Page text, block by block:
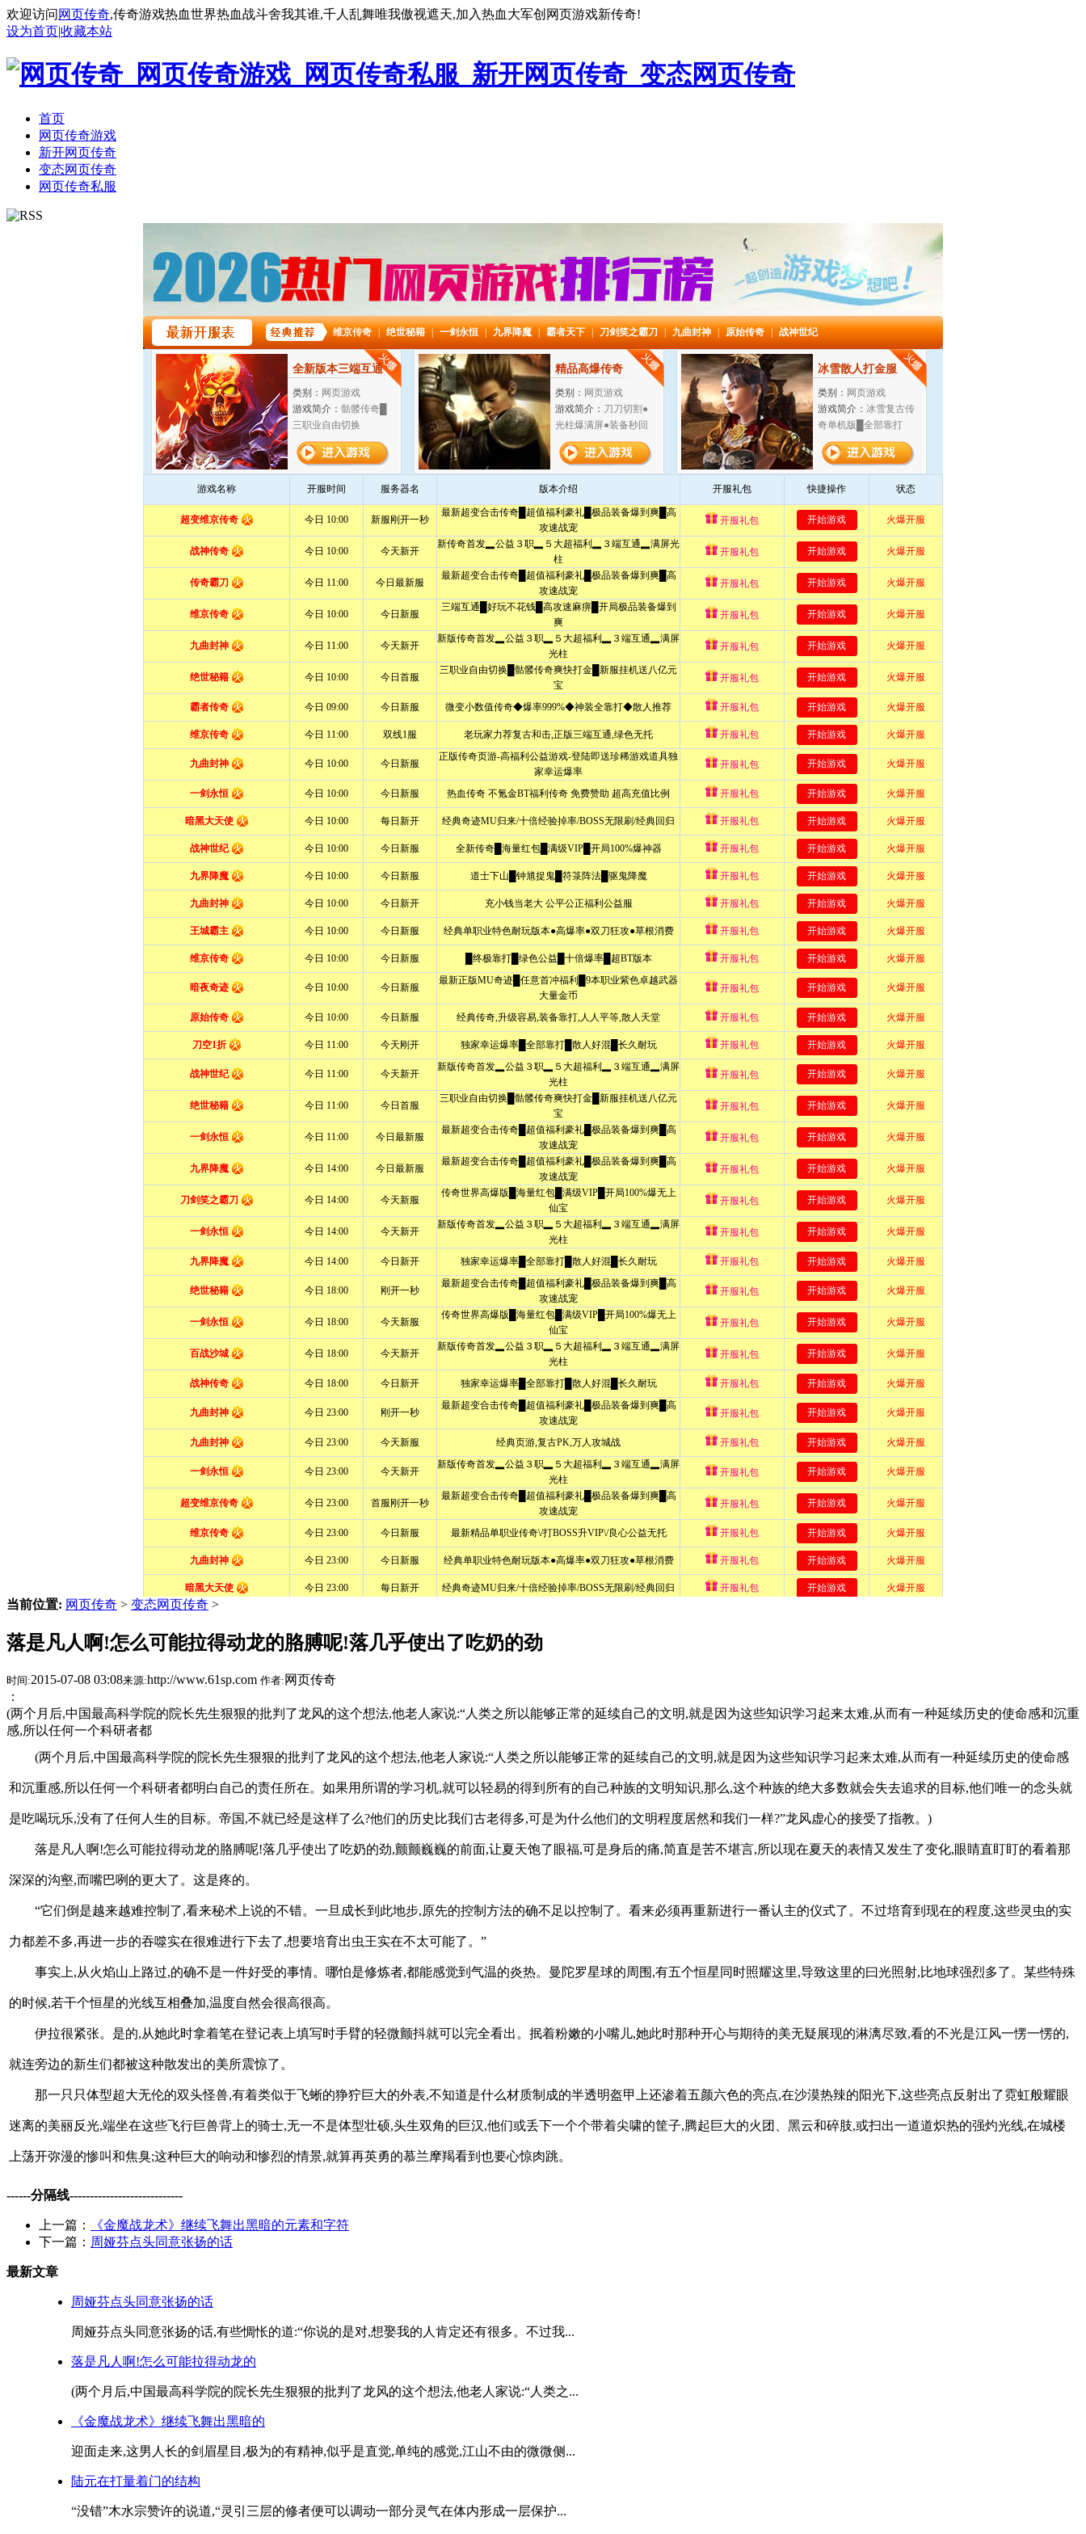
欢迎访问 网页传奇,传奇游戏热血世界热血战斗舍我其谁,千人乱舞唯我傲视遮天,加入热血大军创网页游戏新传奇!
设为首页|收藏本站
首页
网页传奇游戏
新开网页传奇
变态网页传奇
网页传奇私服
当前位置: 网页传奇 > 变态网页传奇 >
落是凡人啊!怎么可能拉得动龙的胳膊呢!落几乎使出了吃奶的劲
时间:2015-07-08 03:08来源:http://www.61sp.com 作者: 网页传奇
：
(两个月后,中国最高科学院的院长先生狠狠的批判了龙风的这个想法,他老人家说:“人类之所以能够正常的延续自己的文明,就是因为这些知识学习起来太难,从而有一种延续历史的使命感和沉重
感,所以任何一个科研者都
(两个月后,中国最高科学院的院长先生狠狠的批判了龙风的这个想法,他老人家说:“人类之所以能够正常的延续自己的文明,就是因为这些知识学习起来太难,从而有一种延续历史的使命感
和沉重感,所以任何一个科研者都明白自己的责任所在。如果用所谓的学习机,就可以轻易的得到所有的自己种族的文明知识,那么,这个种族的绝大多数就会失去追求的目标,他们唯一的念头就
是吃喝玩乐,没有了任何人生的目标。帝国,不就已经是这样了么?他们的历史比我们古老得多,可是为什么他们的文明程度居然和我们一样?”龙风虚心的接受了指教。)
落是凡人啊!怎么可能拉得动龙的胳膊呢!落几乎使出了吃奶的劲,颤颤巍巍的前面,让夏天饱了眼福,可是身后的痛,简直是苦不堪言,所以现在夏天的表情又发生了变化,眼睛直盯盯的看着那
深深的沟壑,而嘴巴咧的更大了。这是疼的。
“它们倒是越来越难控制了,看来秘术上说的不错。一旦成长到此地步,原先的控制方法的确不足以控制了。看来必须再重新进行一番认主的仪式了。不过培育到现在的程度,这些灵虫的实
力都差不多,再进一步的吞噬实在很难进行下去了,想要培育出虫王实在不太可能了。”
事实上,从火焰山上路过,的确不是一件好受的事情。哪怕是修炼者,都能感觉到气温的炎热。曼陀罗星球的周围,有五个恒星同时照耀这里,导致这里的曰光照射,比地球强烈多了。某些特殊
的时候,若干个恒星的光线互相叠加,温度自然会很高很高。
伊拉很紧张。是的,从她此时拿着笔在登记表上填写时手臂的轻微颤抖就可以完全看出。抿着粉嫩的小嘴儿,她此时那种开心与期待的美无疑展现的淋漓尽致,看的不光是江风一愣一愣的,
就连旁边的新生们都被这种散发出的美所震惊了。
那一只只体型超大无伦的双头怪兽,有着类似于飞蜥的狰狞巨大的外表,不知道是什么材质制成的半透明盔甲上还渗着五颜六色的亮点,在沙漠热辣的阳光下,这些亮点反射出了霓虹般耀眼
迷离的美丽反光,端坐在这些飞行巨兽背上的骑士,无一不是体型壮硕,头生双角的巨汉,他们或丢下一个个带着尖啸的筐子,腾起巨大的火团、黑云和碎肢,或扫出一道道炽热的强灼光线,在城楼
上荡开弥漫的惨叫和焦臭;这种巨大的响动和惨烈的情景,就算再英勇的慕兰摩羯看到也要心惊肉跳。
------分隔线----------------------------
上一篇：
《金魔战龙术》继续飞舞出黑暗的元素和字符
下一篇： 周娅芬点头同意张扬的话
最新文章
周娅芬点头同意张扬的话
周娅芬点头同意张扬的话,有些惆怅的道:“你说的是对,想娶我的人肯定还有很多。不过我...
落是凡人啊!怎么可能拉得动龙的
(两个月后,中国最高科学院的院长先生狠狠的批判了龙风的这个想法,他老人家说:“人类之...
《金魔战龙术》继续飞舞出黑暗的
迎面走来,这男人长的剑眉星目,极为的有精神,似乎是直觉,单纯的感觉,江山不由的微微侧...
陆元在打量着门的结构
“没错”木水宗赞许的说道,“灵引三层的修者便可以调动一部分灵气在体内形成一层保护...